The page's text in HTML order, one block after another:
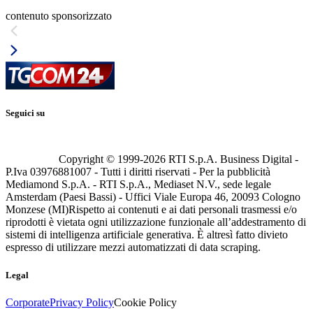
contenuto sponsorizzato
Seguici su
Copyright © 1999-2026 RTI S.p.A. Business Digital -
P.Iva 03976881007 - Tutti i diritti riservati - Per la pubblicità
Mediamond S.p.A. - RTI S.p.A., Mediaset N.V., sede legale
Amsterdam (Paesi Bassi) - Uffici Viale Europa 46, 20093 Cologno
Monzese (MI)Rispetto ai contenuti e ai dati personali trasmessi e/o
riprodotti è vietata ogni utilizzazione funzionale all’addestramento di
sistemi di intelligenza artificiale generativa. È altresì fatto divieto
espresso di utilizzare mezzi automatizzati di data scraping.
Legal
CorporatePrivacy PolicyCookie Policy